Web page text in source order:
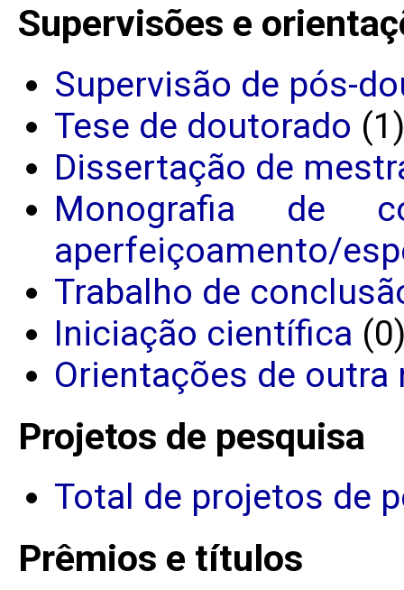
Supervisões e
Supervisão de pós-
Tese de doutorado (1)
Dissertação de
Monografia de
aperfeiçoamento/
Trabalho de
Iniciação científica
Orientações de outra
Projetos de pesquisa
Total de projetos de
Prêmios e títulos